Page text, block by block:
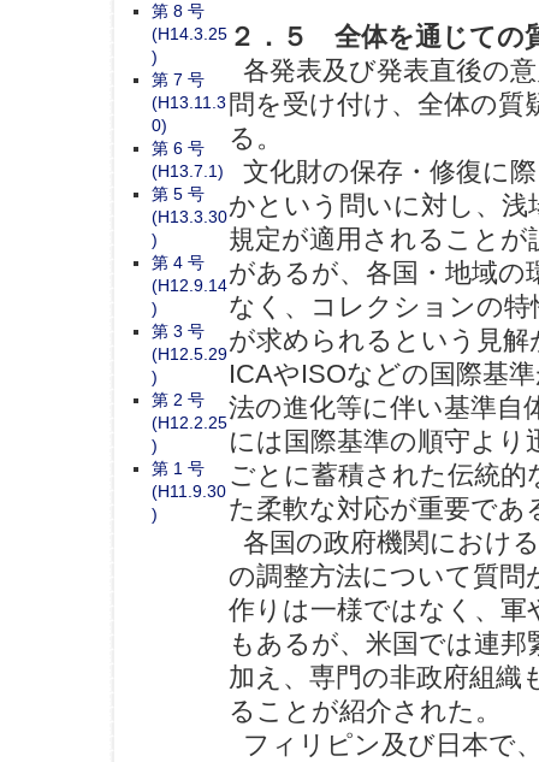
２．５ 全体を通じての
各発表及び発表直後の
問を受け付け、全体の
る。
文化財の保存・修復に
かという問いに対し、浅
規定が適用されることが
があるが、各国・地域の
なく、コレクションの
が求められるという見
ICAやISOなどの国際基
法の進化等に伴い基準自
には国際基準の順守よ
ごとに蓄積された伝統
た柔軟な対応が重要で
各国の政府機関におけ
の調整方法について質問
作りは一様ではなく、軍
もあるが、米国では連邦
加え、専門の非政府組織
ることが紹介された。
フィリピン及び日本で
第 8 号
(H14.3.25
)
第 7 号
(H13.11.3
0)
第 6 号
(H13.7.1)
第 5 号
(H13.3.30
)
第 4 号
(H12.9.14
)
第 3 号
(H12.5.29
)
第 2 号
(H12.2.25
)
第 1 号
(H11.9.30
)